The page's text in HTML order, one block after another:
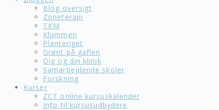
Blog oversigt
Zoneterapi
TKM
Klummen
Planteriget
Grønt på gaflen
Dig og din klinik
Samarbejdende skoler
Forskning
Kurser
ZCT online kursuskalender
Info til kursusudbydere